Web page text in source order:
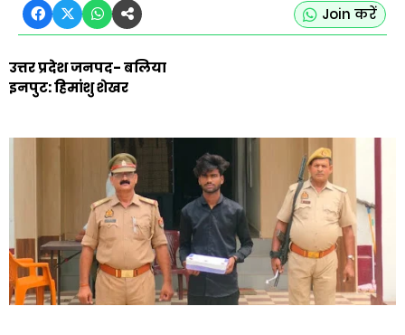
Join करें
उत्तर प्रदेश जनपद- बलिया
इनपुट: हिमांशु शेखर